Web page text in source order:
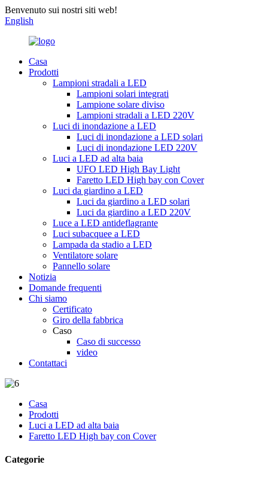
Benvenuto sui nostri siti web!
English
Casa
Prodotti
Lampioni stradali a LED
Lampioni solari integrati
Lampione solare diviso
Lampioni stradali a LED 220V
Luci di inondazione a LED
Luci di inondazione a LED solari
Luci di inondazione LED 220V
Luci a LED ad alta baia
UFO LED High Bay Light
Faretto LED High bay con Cover
Luci da giardino a LED
Luci da giardino a LED solari
Luci da giardino a LED 220V
Luce a LED antideflagrante
Luci subacquee a LED
Lampada da stadio a LED
Ventilatore solare
Pannello solare
Notizia
Domande frequenti
Chi siamo
Certificato
Giro della fabbrica
Caso
Caso di successo
video
Contattaci
Casa
Prodotti
Luci a LED ad alta baia
Faretto LED High bay con Cover
Categorie